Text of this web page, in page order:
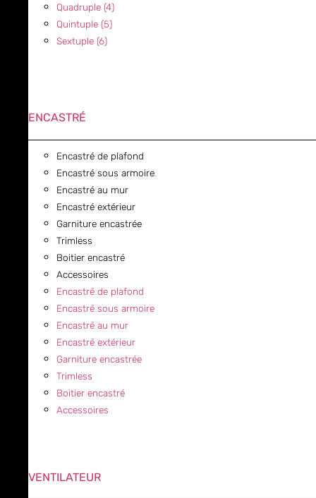
Quadruple (4)
Quintuple (5)
Sextuple (6)
ENCASTRÉ
Encastré de plafond
Encastré sous armoire
Encastré au mur
Encastré extérieur
Garniture encastrée
Trimless
Boitier encastré
Accessoires
Encastré de plafond
Encastré sous armoire
Encastré au mur
Encastré extérieur
Garniture encastrée
Trimless
Boitier encastré
Accessoires
VENTILATEUR